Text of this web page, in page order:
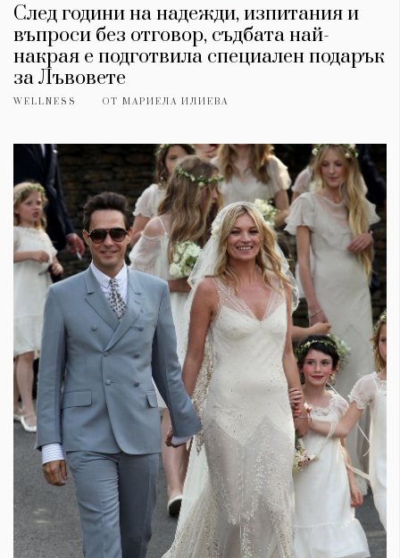
След години на надежди, изпитания и
въпроси без отговор, съдбата най-
накрая е подготвила специален подарък
за Лъвовете
WELLNESS ОТ МАРИЕЛА ИЛИЕВА